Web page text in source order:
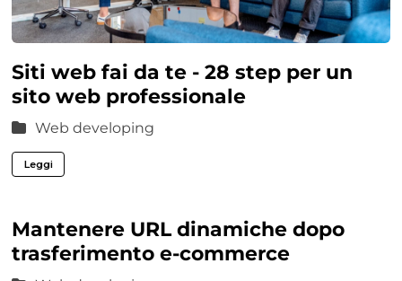
Siti web fai da te - 28 step per un
sito web professionale
Web developing
Leggi
Mantenere URL dinamiche dopo
trasferimento e-commerce